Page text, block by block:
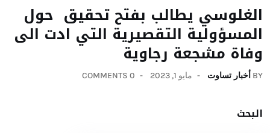
الغلوسي يطالب بفتح تحقيق حول
المسؤولية التقصيرية التي ادت الى
وفاة مشجعة رجاوية
BY أخبار تساوت مايو 1, 2023 0 COMMENTS
البحث